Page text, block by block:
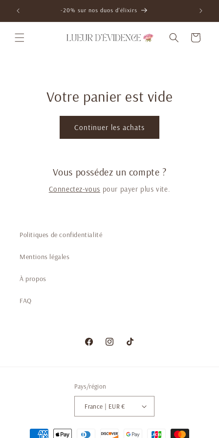
passer
-20% sur nos duos d'élixirs
Panier
Votre panier est vide
Continuer les achats
Vous possédez un compte ?
Connectez-vous pour payer plus vite.
Politiques de confidentialité
Mentions légales
À propos
FAQ
Facebookhttps://www.instagram.com/
https://www.tiktok.com/
Pays/région
France | EUR €
Moyens